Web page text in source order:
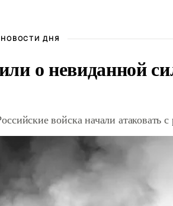
НОВОСТИ ДНЯ
о невиданной
войска начали атаковать